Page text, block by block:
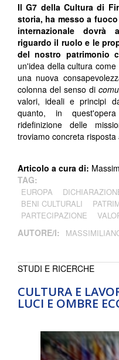
Il G7 della Cultura di
storia, ha messo a
internazionale dovrà
riguardo il ruolo e le
del nostro patrimonio
un'idea della cultura
una nuova
colonna del senso di
valori, ideali e principi
quanto, in
ridefinizione delle
troviamo concreta
Articolo a cura di:
TAG:
EUROPA
BENI CULTURALI
PARTECIPAZIONE
AUTORE/I:
CULTURA E
LUCI E OMBRE
STUDI E RICERCHE